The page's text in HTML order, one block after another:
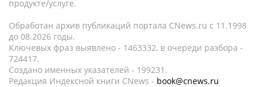
продукте/услуге.
Обработан архив публикаций портала CNews.ru c 11.1998
до 08.2026 годы.
Ключевых фраз выявлено - 1463332, в очереди разбора -
724417.
Создано именных указателей - 199231.
Редакция Индексной книги CNews - book@cnews.ru